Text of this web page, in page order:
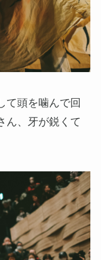
て頭を噛んで回
ん、牙が鋭くて